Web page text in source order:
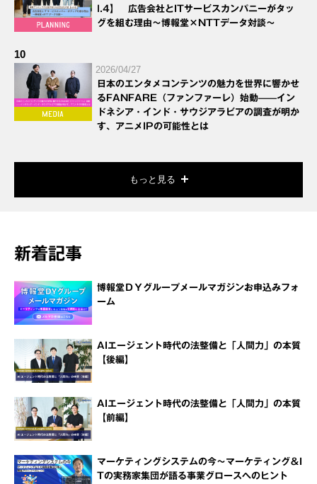
l.4】 広告会社とITサービスカンパニーがタッ
グを組む理由～博報堂×NTTデータ対談～
10
2026/04/27
日本のエンタメコンテンツの魅力を世界に響かせ
るFANFARE（ファンファーレ）始動——イン
ドネシア・インド・サウジアラビアの調査が明か
す、アニメIPの可能性とは
もっと見る
新着記事
博報堂ＤＹグループメールマガジンお申込みフォ
ーム
AIエージェント時代の法整備と「人間力」の本質
【後編】
AIエージェント時代の法整備と「人間力」の本質
【前編】
マーケティングシステムの今～マーケティング＆I
Tの実務家集団が語る事業グロースへのヒント